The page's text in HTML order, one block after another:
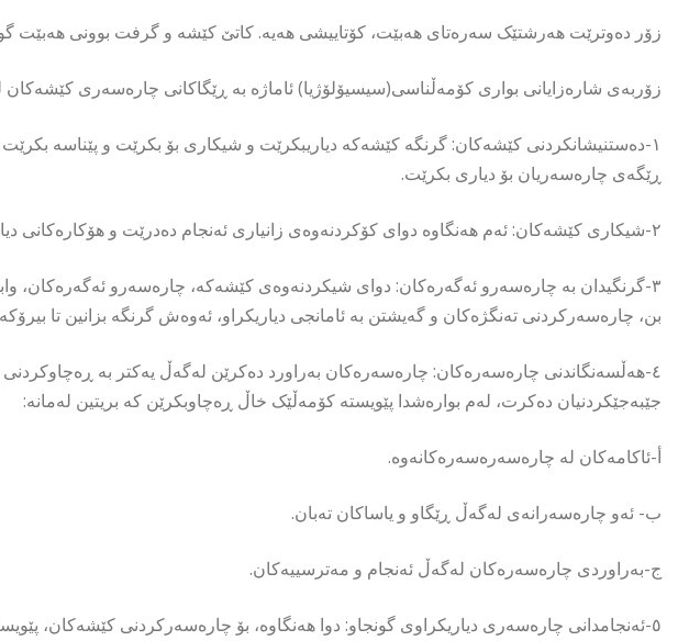
زۆر دەوترێت هەرشتێک سەرەتای هەبێت، کۆتاییشی هەیە. کاتێ کێشە و گرفت بوونی هەبێت
زۆربەی شارەزایانی بواری کۆمەڵناسی(سیسیۆلۆژیا) ئاماژە بە ڕێگاکانی چارەسەری کێشەکان
١-دەستنیشانکردنی کێشەکان: گرنگە کێشەکە دیاریبکرێت و شیکاری بۆ بکرێت و پێناسە بکرێت
ڕێگەی چارەسەریان بۆ دیاری بکرێت.
٢-شیکاری کێشەکان: ئەم هەنگاوە دوای کۆکردنەوەی زانیاری ئەنجام دەدرێت و هۆکارەکانی دیاریدەکرێت.
٣-گرنگیدان بە چارەسەرو ئەگەرەکان: دوای شیکردنەوەی کێشەکە، چارەسەرو ئەگەرەکان،
بن، چارەسەرکردنی تەنگژەکان و گەیشتن بە ئامانجی دیاریکراو، ئەوەش گرنگە بزانین تا
٤-هەڵسەنگاندنی چارەسەرەکان: چارەسەرەکان بەراورد دەکرێن لەگەڵ یەکتر بە
جێبەجێکردنیان دەکرت، لەم بوارەشدا پێویستە کۆمەڵێک خاڵ ڕەچاوبکرێن کە بریتین لەمانە:
أ-ئاکامەکان لە چارەسەرەسەرەکانەوە.
ب- ئەو چارەسەرانەی لەگەڵ ڕێگاو و یاساکان تەبان.
ج-بەراوردی چارەسەرەکان لەگەڵ ئەنجام و مەترسییەکان.
٥-ئەنجامدانی چارەسەری دیاریکراوی گونجاو: دوا هەنگاوە، بۆ چارەسەرکردنی کێشەکان،